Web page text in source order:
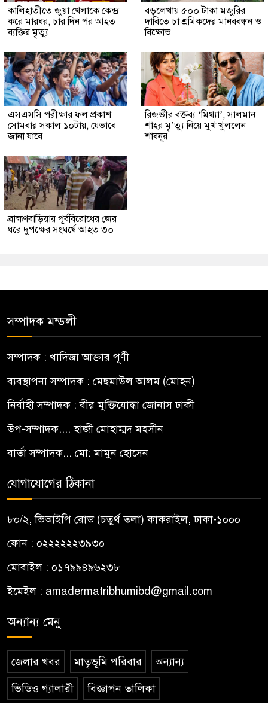
কালিহাতীতে জুয়া খেলাকে কেন্দ্র
করে মারধর, চার দিন পর আহত
ব্যক্তির মৃত্যু
বড়লেখায় ৫০০ টাকা মজুরির
দাবিতে চা শ্রমিকদের মানববন্ধন ও
বিক্ষোভ
এসএসসি পরীক্ষার ফল প্রকাশ
সোমবার সকাল ১০টায়, যেভাবে
জানা যাবে
রিজভীর বক্তব্য ‘মিথ্যা’, সালমান
শাহর মৃ’ত্যু নিয়ে মুখ খুললেন
শাবনূর
ব্রাহ্মণবাড়িয়ায় পূর্ববিরোধের জের
ধরে দুপক্ষের সংঘর্ষে আহত ৩০
সম্পাদক মন্ডলী
সম্পাদক : খাদিজা আক্তার পূর্ণী
ব্যবস্থাপনা সম্পাদক : মেছমাউল আলম (মোহন)
নির্বাহী সম্পাদক : বীর মুক্তিযোদ্ধা জোনাস ঢাকী
উপ-সম্পাদক.... হাজী মোহাম্মদ মহসীন
বার্তা সম্পাদক... মো: মামুন হোসেন
যোগাযোগের ঠিকানা
৮০/২, ভিআইপি রোড (চতুর্থ তলা) কাকরাইল, ঢাকা-১০০০
ফোন : ০২২২২২২৩৯৩০
মোবাইল : ০১৭৯৯৪৯৬২৩৮
ইমেইল : amadermatribhumibd@gmail.com
অন্যান্য মেনু
জেলার খবর মাতৃভূমি পরিবার অন্যান্য
ভিডিও গ্যালারী বিজ্ঞাপন তালিকা